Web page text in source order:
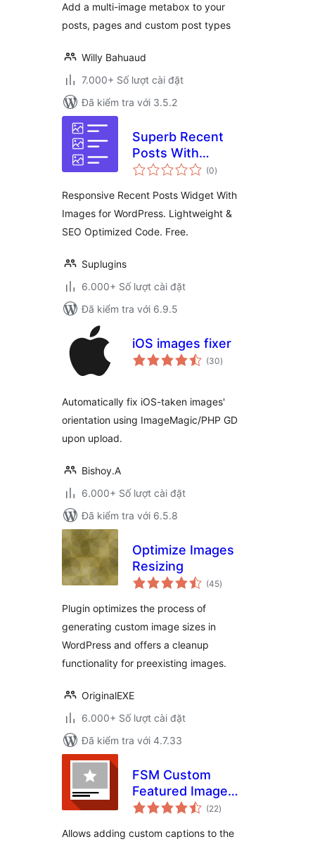
Add a multi-image metabox to your
posts, pages and custom post types
Willy Bahuaud
7.000+ Số lượt cài đặt
Đã kiểm tra với 3.5.2
Superb Recent
Posts With
Thumbnail Images
(0tổng
đánh
)
Responsive Recent Posts Widget With
Images for WordPress. Lightweight &
SEO Optimized Code. Free.
Suplugins
6.000+ Số lượt cài đặt
Đã kiểm tra với 6.9.5
iOS images fixer
(30tổng
đánh
)
Automatically fix iOS-taken images'
orientation using ImageMagic/PHP GD
upon upload.
Bishoy.A
6.000+ Số lượt cài đặt
Đã kiểm tra với 6.5.8
Optimize Images
Resizing
(45tổng
đánh
)
Plugin optimizes the process of
generating custom image sizes in
WordPress and offers a cleanup
functionality for preexisting images.
OriginalEXE
6.000+ Số lượt cài đặt
Đã kiểm tra với 4.7.33
FSM Custom
Featured Image
Caption
(22tổng
đánh
)
Allows adding custom captions to the